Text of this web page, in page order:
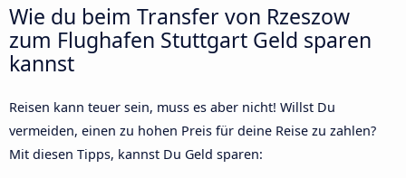
Wie du beim Transfer von Rzeszow
zum Flughafen Stuttgart Geld sparen
kannst
Reisen kann teuer sein, muss es aber nicht! Willst Du
vermeiden, einen zu hohen Preis für deine Reise zu zahlen?
Mit diesen Tipps, kannst Du Geld sparen: